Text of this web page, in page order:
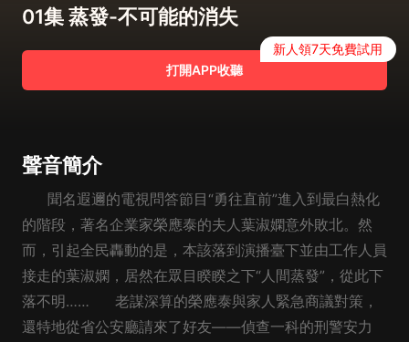
01集 蒸發-不可能的消失
打開APP收聽
新人領7天免費試用
聲音簡介
聞名遐邇的電視問答節目“勇往直前”進入到最白熱化
的階段，著名企業家榮應泰的夫人葉淑嫻意外敗北。然
而，引起全民轟動的是，本該落到演播臺下並由工作人員
接走的葉淑嫻，居然在眾目睽睽之下“人間蒸發”，從此下
落不明…… 老謀深算的榮應泰與家人緊急商議對策，
還特地從省公安廳請來了好友——偵查一科的刑警安力